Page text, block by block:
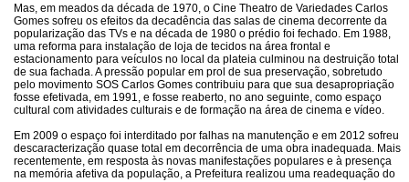
Mas, em meados da década de 1970, o Cine Theatro de Variedades Carlos
Gomes sofreu os efeitos da decadência das salas de cinema decorrente da
popularização das TVs e na década de 1980 o prédio foi fechado. Em 1988,
uma reforma para instalação de loja de tecidos na área frontal e
estacionamento para veículos no local da plateia culminou na destruição total
de sua fachada. A pressão popular em prol de sua preservação, sobretudo
pelo movimento SOS Carlos Gomes contribuiu para que sua desapropriação
fosse efetivada, em 1991, e fosse reaberto, no ano seguinte, como espaço
cultural com atividades culturais e de formação na área de cinema e vídeo.
Em 2009 o espaço foi interditado por falhas na manutenção e em 2012 sofreu
descaracterização quase total em decorrência de uma obra inadequada. Mais
recentemente, em resposta às novas manifestações populares e à presença
na memória afetiva da população, a Prefeitura realizou uma readequação do